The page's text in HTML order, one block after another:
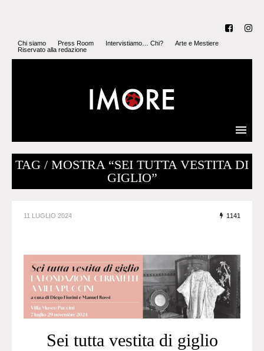
Chi siamo Press Room Intervistiamo… Chi?
Arte e Mestiere
Riservato alla redazione
TAG / MOSTRA “SEI TUTTA VESTITA DI
GIGLIO”
11 LUGLIO 2024 1141
Sei tutta vestita di giglio